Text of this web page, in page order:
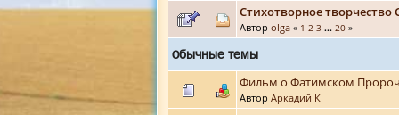
Стихотворное
Автор olga « 1 2 3 ... 20 »
Обычные темы
Фильм о Фатимском
Автор Аркадий К